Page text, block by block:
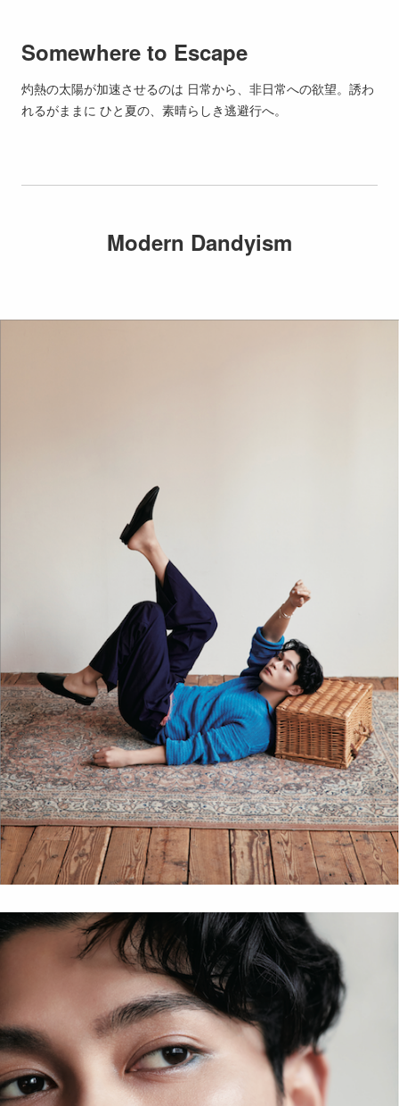
Somewhere to Escape
灼熱の太陽が加速させるのは 日常から、非日常への欲望。誘わ
れるがままに ひと夏の、素晴らしき逃避行へ。
Modern Dandyism